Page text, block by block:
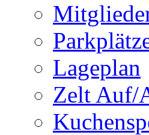
Lageplan
Zelt Auf/